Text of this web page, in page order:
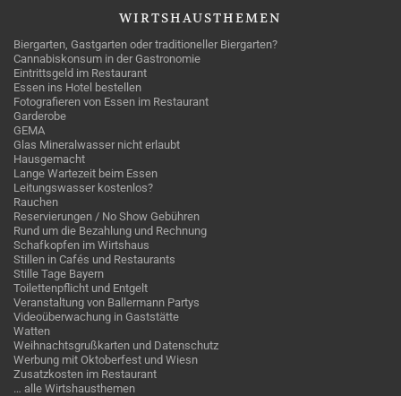
WIRTSHAUSTHEMEN
Biergarten, Gastgarten oder traditioneller Biergarten?
Cannabiskonsum in der Gastronomie
Eintrittsgeld im Restaurant
Essen ins Hotel bestellen
Fotografieren von Essen im Restaurant
Garderobe
GEMA
Glas Mineralwasser nicht erlaubt
Hausgemacht
Lange Wartezeit beim Essen
Leitungswasser kostenlos?
Rauchen
Reservierungen / No Show Gebühren
Rund um die Bezahlung und Rechnung
Schafkopfen im Wirtshaus
Stillen in Cafés und Restaurants
Stille Tage Bayern
Toilettenpflicht und Entgelt
Veranstaltung von Ballermann Partys
Videoüberwachung in Gaststätte
Watten
Weihnachtsgrußkarten und Datenschutz
Werbung mit Oktoberfest und Wiesn
Zusatzkosten im Restaurant
… alle Wirtshausthemen